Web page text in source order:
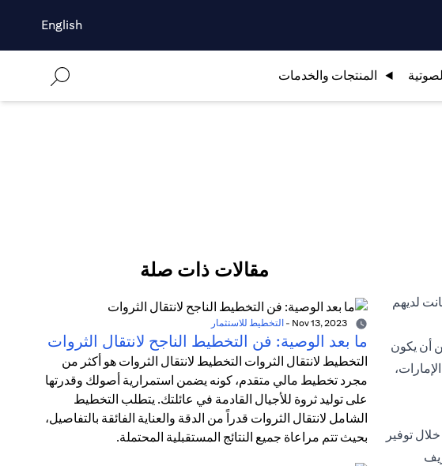
English
المنتجات والخدمات
كانت لديهم
أن يكون
توفير
مقالات ذات صلة
- التخطيط للاستثمار
ما بعد الوصية: فن التخطيط الناجح لانتقال الثروات
التخطيط لانتقال الثروات التخطيط لانتقال الثروات هو أكثر من
مجرد تخطيط مالي متقدم، كونه يضمن استمرارية أصولك وقدرتها
على توليد ثروة للأجيال القادمة في عائلتك. يتطلب التخطيط
الشامل لانتقال الثروات قدراً من الدقة والعناية الفائقة بالتفاصيل،
بحيث تتم مراعاة جميع النتائج المستقبلية المحتملة.